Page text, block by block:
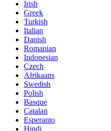
Irish
Greek
Turkish
Italian
Danish
Romanian
Indonesian
Czech
Afrikaans
Swedish
Polish
Basque
Catalan
Esperanto
Hindi